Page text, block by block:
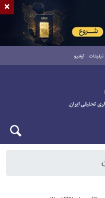
تبلیغات آرشیو
×